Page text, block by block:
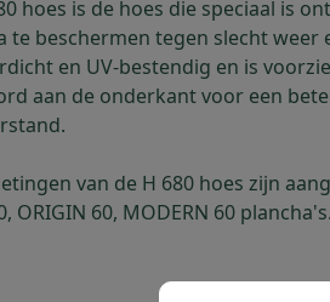
hoes is de hoes die speciaal is
te beschermen tegen slecht weer
en UV-bestendig en is
aan de onderkant voor een
van de H 680 hoes zijn
ORIGIN 60, MODERN 60 plancha's.